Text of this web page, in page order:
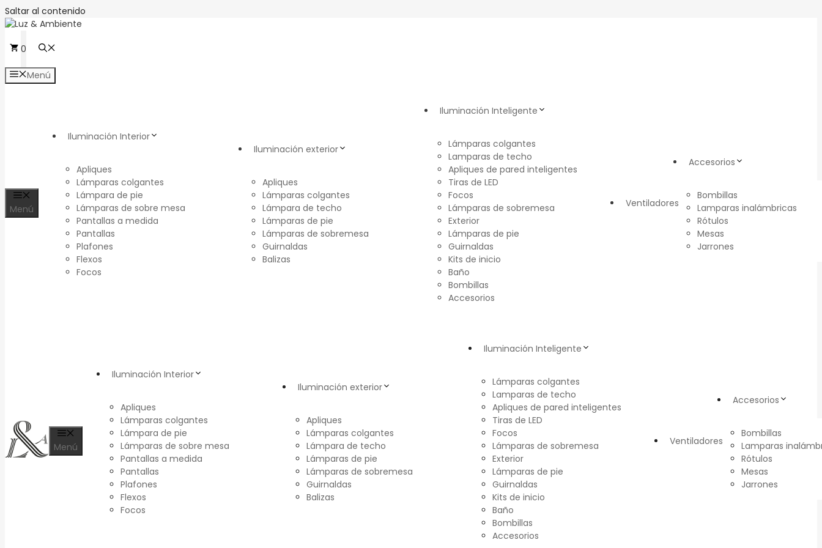
Saltar al contenido
0
Menú
Menú
Iluminación Interior
Apliques
Lámparas colgantes
Lámpara de pie
Lámparas de sobre mesa
Pantallas a medida
Pantallas
Plafones
Flexos
Focos
Iluminación exterior
Apliques
Lámparas colgantes
Lámpara de techo
Lámparas de pie
Lámparas de sobremesa
Guirnaldas
Balizas
Iluminación Inteligente
Lámparas colgantes
Lamparas de techo
Apliques de pared inteligentes
Tiras de LED
Focos
Lámparas de sobremesa
Exterior
Lámparas de pie
Guirnaldas
Kits de inicio
Baño
Bombillas
Accesorios
Ventiladores
Accesorios
Bombillas
Lamparas inalámbricas
Rótulos
Mesas
Jarrones
Menú
Iluminación Interior
Apliques
Lámparas colgantes
Lámpara de pie
Lámparas de sobre mesa
Pantallas a medida
Pantallas
Plafones
Flexos
Focos
Iluminación exterior
Apliques
Lámparas colgantes
Lámpara de techo
Lámparas de pie
Lámparas de sobremesa
Guirnaldas
Balizas
Iluminación Inteligente
Lámparas colgantes
Lamparas de techo
Apliques de pared inteligentes
Tiras de LED
Focos
Lámparas de sobremesa
Exterior
Lámparas de pie
Guirnaldas
Kits de inicio
Baño
Bombillas
Accesorios
Ventiladores
Accesorios
Bombillas
Lamparas
Rótulos
Mesas
Jarrones